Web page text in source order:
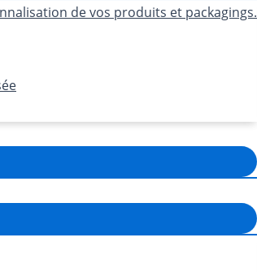
de vos produits et packagings.